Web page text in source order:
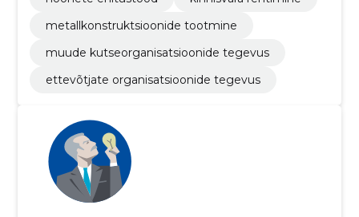
metallkonstruktsioonide tootmine
muude kutseorganisatsioonide tegevus
ettevõtjate organisatsioonide tegevus